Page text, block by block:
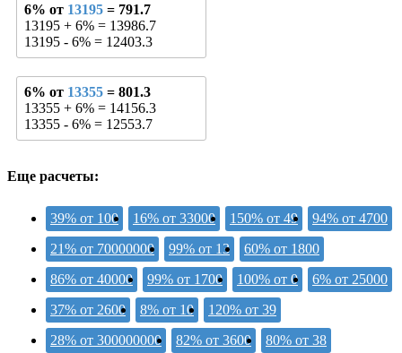
6% от 13195 = 791.7
13195 + 6% = 13986.7
13195 - 6% = 12403.3
6% от 13355 = 801.3
13355 + 6% = 14156.3
13355 - 6% = 12553.7
Еще расчеты:
39% от 100 16% от 33000 150% от 49
94% от 4700
21% от 70000000
99% от 13
60% от 1800
86% от 40000
99% от 1700 100% от 0
6% от 25000
37% от 2600
8% от 10
120% от 39
28% от 300000000
82% от 3600 80% от 38